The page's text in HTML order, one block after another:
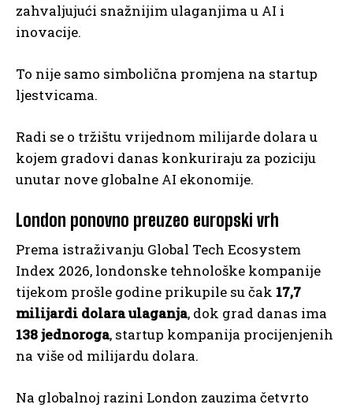
zahvaljujući snažnijim ulaganjima u AI i
inovacije.
To nije samo simbolična promjena na startup
ljestvicama.
Radi se o tržištu vrijednom milijarde dolara u
kojem gradovi danas konkuriraju za poziciju
unutar nove globalne AI ekonomije.
London ponovno preuzeo europski vrh
Prema istraživanju Global Tech Ecosystem
Index 2026, londonske tehnološke kompanije
tijekom prošle godine prikupile su čak 17,7
milijardi dolara ulaganja, dok grad danas ima
138 jednoroga, startup kompanija procijenjenih
na više od milijardu dolara.
Na globalnoj razini London zauzima četvrto